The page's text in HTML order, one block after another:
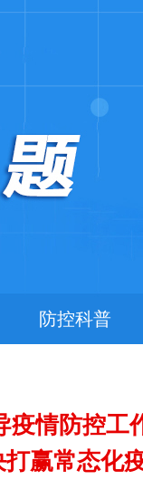
防控科普
情防控工
打赢常态化